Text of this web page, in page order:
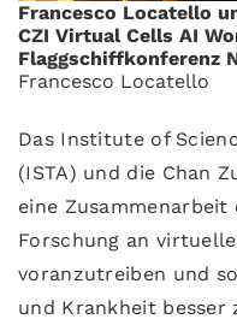
Francesco Locatello
CZI Virtual Cells AI
Flaggschiffkonferenz
Francesco Locatello
Das Institute of
(ISTA) und die Chan
eine Zusammenarbeit
Forschung an
voranzutreiben und
und Krankheit besser